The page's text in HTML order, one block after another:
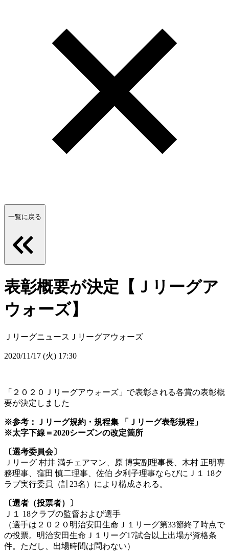
一覧に戻る
表彰概要が決定【Ｊリーグア
ウォーズ】
Ｊリーグニュース Ｊリーグアウォーズ
2020/11/17 (火) 17:30
「２０２０Ｊリーグアウォーズ」で表彰される各賞の表彰概
要が決定しました
※参考：Ｊリーグ規約・規程集 「Ｊリーグ表彰規程」
※太字下線＝2020シーズンの改定箇所
〔選考委員会〕
Ｊリーグ 村井 満チェアマン、原 博実副理事長、木村 正明専
務理事、窪田 慎二理事、佐伯 夕利子理事ならびにＪ１ 18ク
ラブ実行委員（計23名）により構成される。
〔選者（投票者）〕
Ｊ１ 18クラブの監督および選手
（選手は２０２０明治安田生命Ｊ１リーグ第33節終了時点で
の投票。明治安田生命Ｊ１リーグ17試合以上出場が資格条
件。ただし、出場時間は問わない）